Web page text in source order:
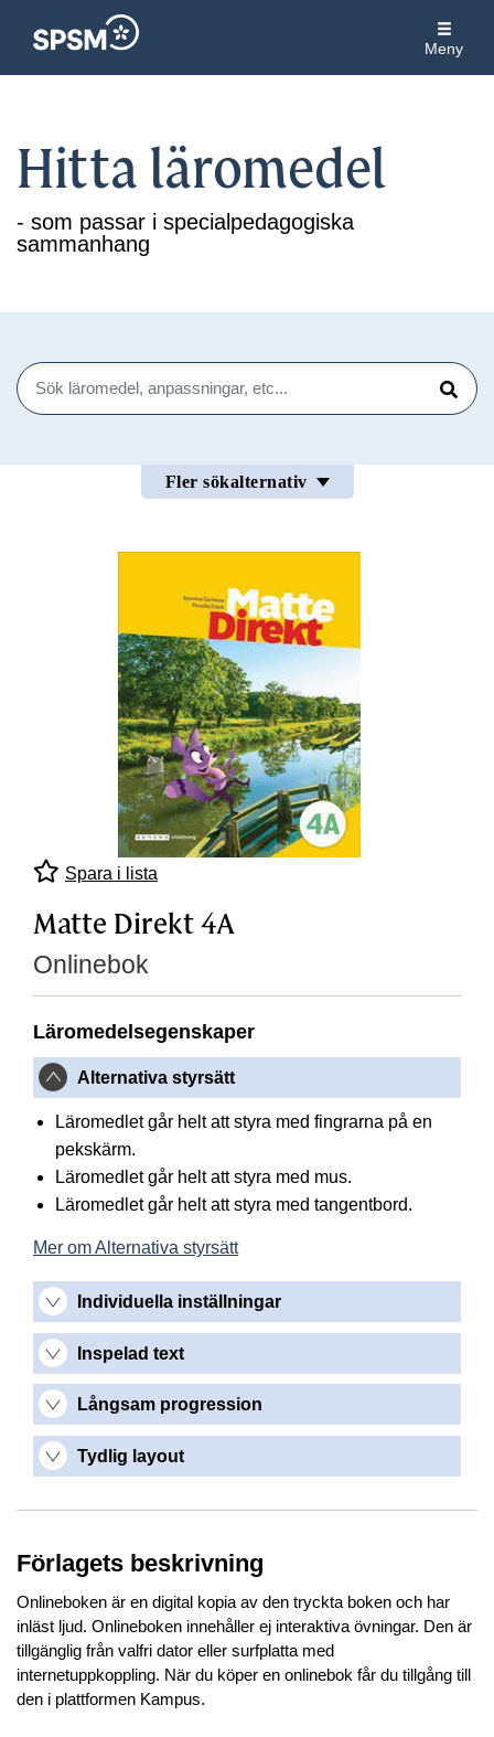
Meny
Hitta läromedel
- som passar i specialpedagogiska
sammanhang
Sök
Sök
Fler sökalternativ
Spara i lista
Matte Direkt 4A
Onlinebok
Läromedelsegenskaper
Alternativa styrsätt
Läromedlet går helt att styra med fingrarna på en
pekskärm.
Läromedlet går helt att styra med mus.
Läromedlet går helt att styra med tangentbord.
Mer om Alternativa styrsätt
Individuella inställningar
Inspelad text
Långsam progression
Tydlig layout
Förlagets beskrivning
Onlineboken är en digital kopia av den tryckta boken och har
inläst ljud. Onlineboken innehåller ej interaktiva övningar. Den är
tillgänglig från valfri dator eller surfplatta med
internetuppkoppling. När du köper en onlinebok får du tillgång till
den i plattformen Kampus.